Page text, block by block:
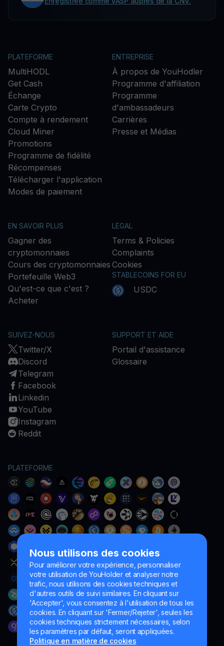
Nous utilisons des cookies
Pour améliorer votre expérience, personnaliser
votre utilisation de YouHolder et analyser notre
trafic, nous utilisons des cookies techniques et
d'autres outils de suivi similaires. En cliquant sur
'Accepter', vous consentez à l'utilisation de tous les
cookies. En cliquant sur 'Fermer/Rejeter', seules les
cookies techniques strictement nécessaires, selon
les paramètres par défaut, seront appliquées.
Politique en matière de cookies
PLATEFORME
MultiHODL
Get Cash
Échange
Carte Crypto
Compte à rendement
Cloud Miner
Promotions
Programme de fidélité
Récompenses
Télécharger l'application
Modes de paiement
ENTREPRISE
À propos de YouHodler
Programme d'affiliation
Programme
d'ambassadeurs
Carrières
Presse et Médias
EN SAVOIR PLUS
Gagner des
cryptomonnaies
Cours des cryptomonnaies
Portefeuille Web3
Qu'est-ce que c'est ?
Acheter
LEGAL
Terms & Policies
Complaints
Cookies
STABLECOINS FOR EU
USDC
SUIVEZ-NOUS
Twitter/X
Discord
Telegram
Facebook
Linkedin
YouTube
Instagram
Reddit
SUPPORT ET AIDE
Portail d'assistance
Glossaire
PLATEFORME